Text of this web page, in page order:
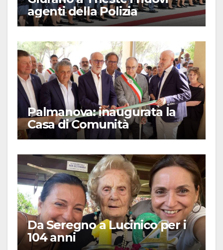
agenti della Polizia
Palmanova: inaugurata la
Casa di Comunità
Da Seregno a Lucinico per i
104 anni